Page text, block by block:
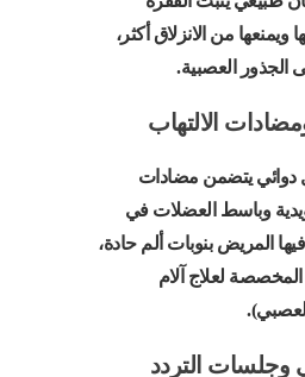
ويمنعها من الانزلاق أكثر،
الجذور العصبية.
الالتهاب
دوائي يتضمن مضادات
وباسط العضلات في
المريض بنوبات ألم حادة،
المخصصة لعلاج آلام
وجلسات التردد